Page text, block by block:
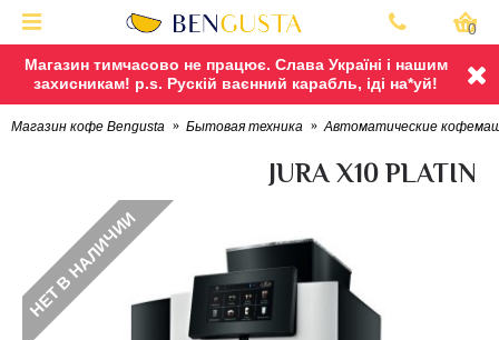
Магазин тимчасово не працює. Слава Україні і нашим
захисникам! p.s. Рускій ваєнний карабль, іді на*уй!
0
Магазин кофе Bengusta Бытовая техника Автоматические
JURA X10 PLATIN
НЕТ В НАЛИЧИИ